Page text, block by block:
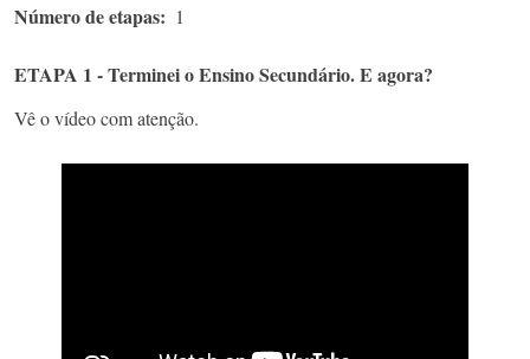
Número de etapas 1
ETAPA 1 - Terminei o Ensino Secundário. E agora?
Vê o vídeo com atenção.